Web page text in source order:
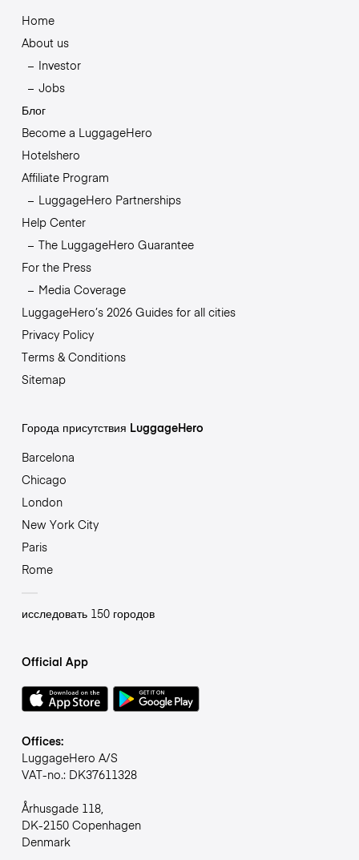
Home
About us
Investor
Jobs
Блог
Become a LuggageHero
Hotelshero
Affiliate Program
LuggageHero Partnerships
Help Center
The LuggageHero Guarantee
For the Press
Media Coverage
LuggageHero’s 2026 Guides for all cities
Privacy Policy
Terms & Conditions
Sitemap
Города присутствия LuggageHero
Barcelona
Chicago
London
New York City
Paris
Rome
исследовать 150 городов
Official App
Offices:
LuggageHero A/S
VAT-no.: DK37611328
Århusgade 118,
DK-2150 Copenhagen
Denmark